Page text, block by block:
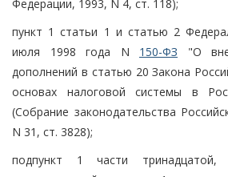
Федерации, 1993, N 4, ст. 118);
пункт 1 статьи 1 и статью 2
июля 1998 года N 150-ФЗ "О
дополнений в статью 20 Закона
основах налоговой системы в
(Собрание законодательства
N 31, ст. 3828);
подпункт 1 части